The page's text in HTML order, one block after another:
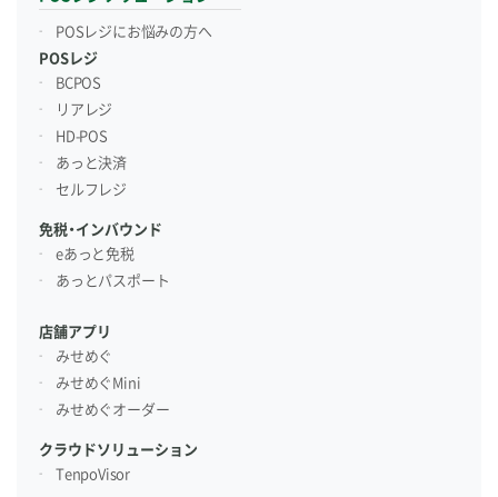
POSレジにお悩みの方へ
POSレジ
BCPOS
リアレジ
HD-POS
あっと決済
セルフレジ
免税・インバウンド
eあっと免税
あっとパスポート
店舗アプリ
みせめぐ
みせめぐMini
みせめぐオーダー
クラウドソリューション
TenpoVisor